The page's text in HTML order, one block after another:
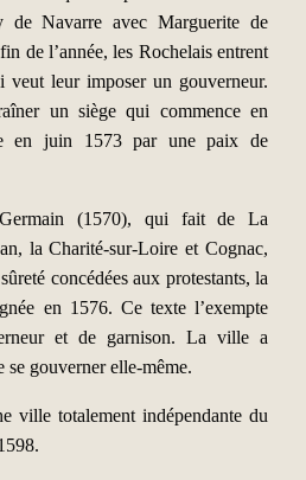
de Navarre avec Marguerite de
de l’année, les Rochelais entrent
leur imposer un gouverneur.
un siège qui commence en
en juin 1573 par une paix de
(1570), qui fait de La
la Charité-sur-Loire et Cognac,
concédées aux protestants, la
en 1576. Ce texte l’exempte
et de garnison. La ville a
gouverner elle-même.
ville totalement indépendante du